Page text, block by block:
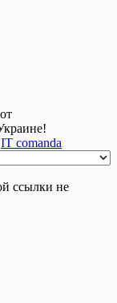
IT comanda
ссылки не